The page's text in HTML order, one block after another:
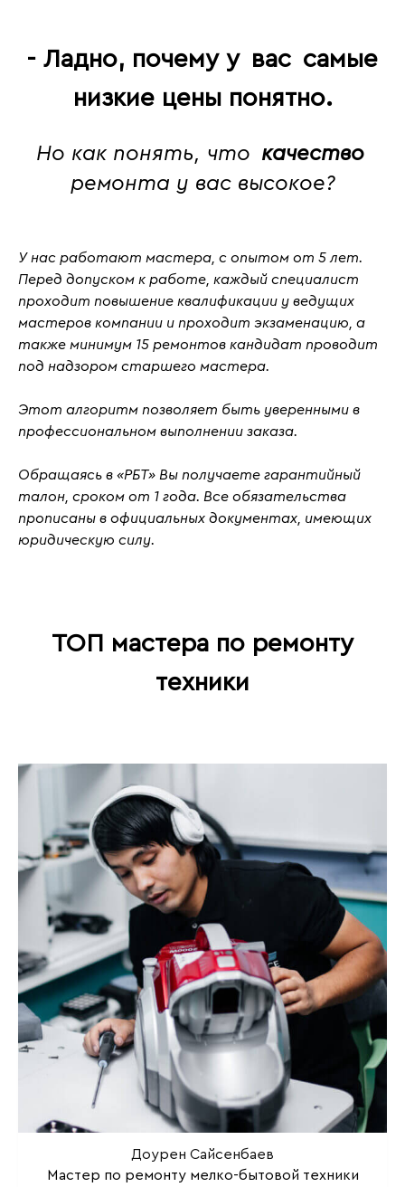
- Ладно, почему у вас самые
низкие цены понятно.
Но как понять, что качество
ремонта у вас высокое?
У нас работают мастера, с опытом от 5 лет.
Перед допуском к работе, каждый специалист
проходит повышение квалификации у ведущих
мастеров компании и проходит экзаменацию, а
также минимум 15 ремонтов кандидат проводит
под надзором старшего мастера.
Этот алгоритм позволяет быть уверенными в
профессиональном выполнении заказа.
Обращаясь в «РБТ» Вы получаете гарантийный
талон, сроком от 1 года. Все обязательства
прописаны в официальных документах, имеющих
юридическую силу.
ТОП мастера по ремонту
техники
Доурен Сайсенбаев
Мастер по ремонту мелко-бытовой техники